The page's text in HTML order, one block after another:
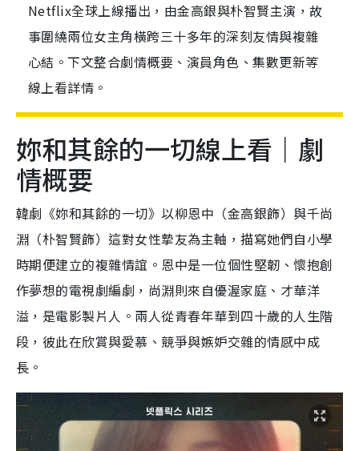
Netflix全球上線播出，由金高銀與朴智賢主演，故
事圍繞兩位女主角橫跨三十多年的深刻友情與複雜
心結。下文整合劇情概要、演員角色、集數更新等
線上看詳情。
妳和其餘的一切線上看｜劇
情概要
韓劇《妳和其餘的一切》以柳恩中（金高銀飾）與千尚
淵（朴智賢飾）這對女性摯友為主軸，描寫她們自小學
時期便建立的複雜情誼。恩中是一位個性堅韌、懷抱創
作夢想的電視劇編劇，尚淵則來自優渥家庭、才華洋
溢，是電影製片人。兩人從青春年華到四十歲的人生階
段，彼此在欣賞與愛慕、競爭與嫉妒交雜的情感中成
長。